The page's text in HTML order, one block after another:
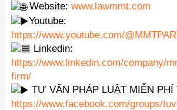
Website:www.lawmmt.com
Youtube:
https://www.youtube.com/
Linkedin:
https://www.linkedin.com/company/
firm/
TƯ VẤN PHÁP LUẬT MIỄN
https://www.facebook.com/groups/